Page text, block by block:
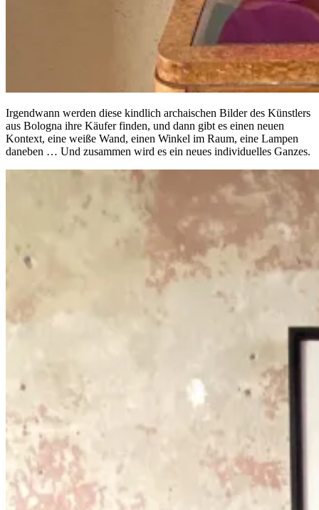
Irgendwann werden diese kindlich archaischen Bilder des Künstlers
aus Bologna ihre Käufer finden, und dann gibt es einen neuen
Kontext, eine weiße Wand, einen Winkel im Raum, eine Lampen
daneben … Und zusammen wird es ein neues individuelles Ganzes.